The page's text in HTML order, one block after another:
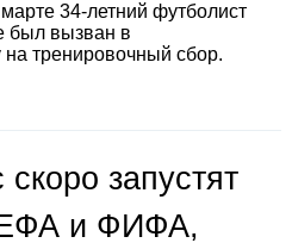
34-летний футболист
был вызван в
тренировочный сбор.
запустят
и ФИФА,